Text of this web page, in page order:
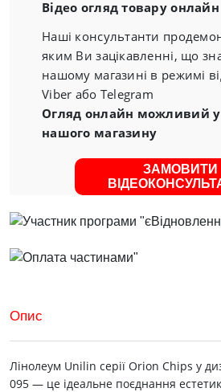
Відео огляд товару онлайн
Наші консультанти
яким Ви зацікавленні, що
нашому магазині в режимі
Viber або Telegram
Огляд онлайн можливий у
нашого магазину
ЗАМОВИТИ
Опис
Лінолеум Unilin серії Orion Chips у
095 — це ідеальне поєднання